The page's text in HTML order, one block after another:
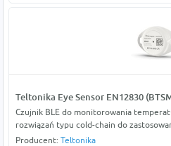
Teltonika Eye Sensor EN12830
Czujnik BLE do monitorowania
rozwiązań typu cold-chain do
Producent: Teltonika